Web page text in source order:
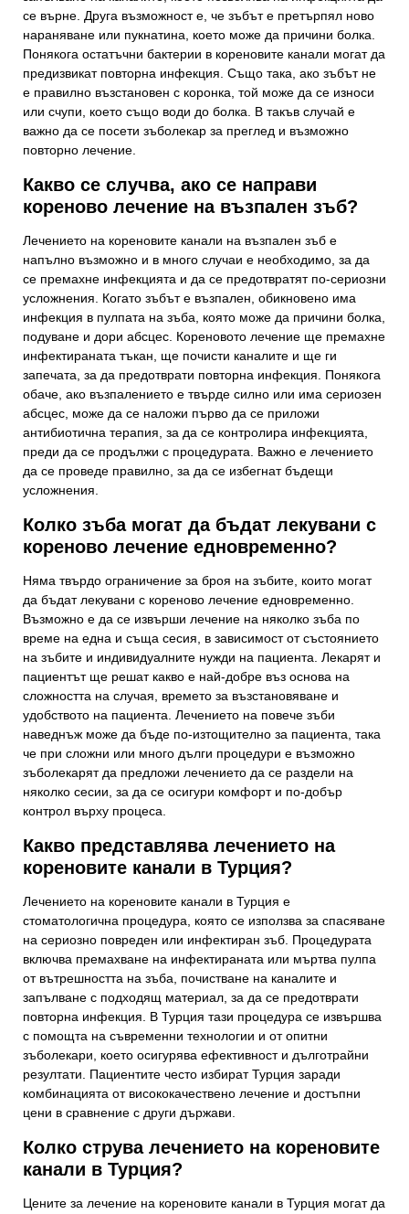
се върне. Друга възможност е, че зъбът е претърпял ново
нараняване или пукнатина, което може да причини болка.
Понякога остатъчни бактерии в кореновите канали могат да
предизвикат повторна инфекция. Също така, ако зъбът не
е правилно възстановен с коронка, той може да се износи
или счупи, което също води до болка. В такъв случай е
важно да се посети зъболекар за преглед и възможно
повторно лечение.
Какво се случва, ако се направи
кореново лечение на възпален зъб?
Лечението на кореновите канали на възпален зъб е
напълно възможно и в много случаи е необходимо, за да
се премахне инфекцията и да се предотвратят по-сериозни
усложнения. Когато зъбът е възпален, обикновено има
инфекция в пулпата на зъба, която може да причини болка,
подуване и дори абсцес. Кореновото лечение ще премахне
инфектираната тъкан, ще почисти каналите и ще ги
запечата, за да предотврати повторна инфекция. Понякога
обаче, ако възпалението е твърде силно или има сериозен
абсцес, може да се наложи първо да се приложи
антибиотична терапия, за да се контролира инфекцията,
преди да се продължи с процедурата. Важно е лечението
да се проведе правилно, за да се избегнат бъдещи
усложнения.
Колко зъба могат да бъдат лекувани с
кореново лечение едновременно?
Няма твърдо ограничение за броя на зъбите, които могат
да бъдат лекувани с кореново лечение едновременно.
Възможно е да се извърши лечение на няколко зъба по
време на една и съща сесия, в зависимост от състоянието
на зъбите и индивидуалните нужди на пациента. Лекарят и
пациентът ще решат какво е най-добре въз основа на
сложността на случая, времето за възстановяване и
удобството на пациента. Лечението на повече зъби
наведнъж може да бъде по-изтощително за пациента, така
че при сложни или много дълги процедури е възможно
зъболекарят да предложи лечението да се раздели на
няколко сесии, за да се осигури комфорт и по-добър
контрол върху процеса.
Какво представлява лечението на
кореновите канали в Турция?
Лечението на кореновите канали в Турция е
стоматологична процедура, която се използва за спасяване
на сериозно повреден или инфектиран зъб. Процедурата
включва премахване на инфектираната или мъртва пулпа
от вътрешността на зъба, почистване на каналите и
запълване с подходящ материал, за да се предотврати
повторна инфекция. В Турция тази процедура се извършва
с помощта на съвременни технологии и от опитни
зъболекари, което осигурява ефективност и дълготрайни
резултати. Пациентите често избират Турция заради
комбинацията от висококачествено лечение и достъпни
цени в сравнение с други държави.
Колко струва лечението на кореновите
канали в Турция?
Цените за лечение на кореновите канали в Турция могат да